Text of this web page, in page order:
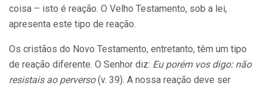
coisa – isto é reação. O Velho Testamento, sob a lei,
apresenta este tipo de reação.
Os cristãos do Novo Testamento, entretanto, têm um tipo
de reação diferente. O Senhor diz: Eu porém vos digo: não
resistais ao perverso(v. 39). A nossa reação deve ser